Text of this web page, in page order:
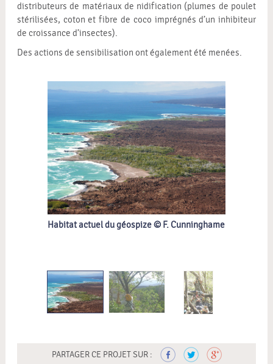
distributeurs de matériaux de nidification (plumes de poulet
stérilisées, coton et fibre de coco imprégnés d’un inhibiteur
de croissance d’insectes).
Des actions de sensibilisation ont également été menées.
Habitat actuel du géospize © F. Cunninghame
PARTAGER CE PROJET SUR :